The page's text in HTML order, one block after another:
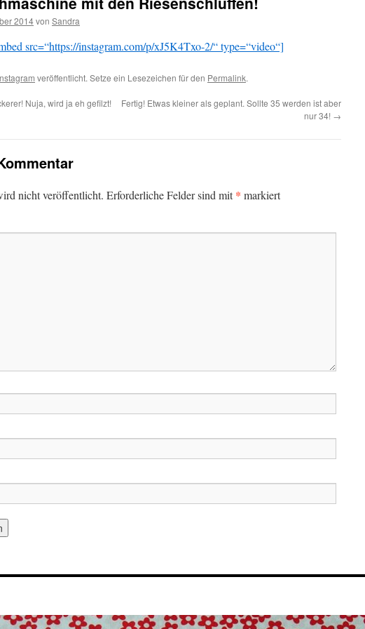
2014von Sandra
src=“https://instagram.com/p/xJ5K4Txo-2/“ type=“video“]
veröffentlicht. Setze ein Lesezeichen für den Permalink.
Nuja, wird ja eh gefilzt!
Fertig! Etwas kleiner als geplant. Sollte 35 werden ist aber
nur 34! →
nicht veröffentlicht. Erforderliche Felder sind mit* markiert